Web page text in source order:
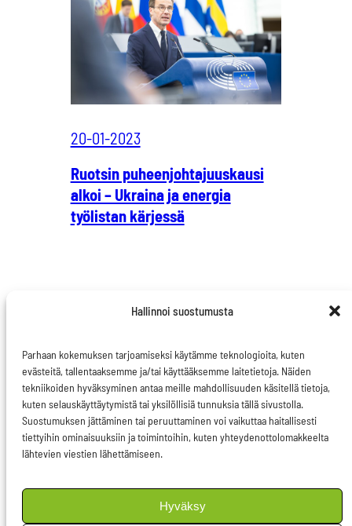
Hallinnoi suostumusta
Parhaan kokemuksen tarjoamiseksi käytämme teknologioita, kuten
evästeitä, tallentaaksemme ja/tai käyttääksemme laitetietoja. Näiden
tekniikoiden hyväksyminen antaa meille mahdollisuuden käsitellä tietoja,
kuten selauskäyttäytymistä tai yksilöllisiä tunnuksia tällä sivustolla.
Suostumuksen jättäminen tai peruuttaminen voi vaikuttaa haitallisesti
tiettyihin ominaisuuksiin ja toimintoihin, kuten yhteydenottolomakkeelta
lähtevien viestien lähettämiseen.
Hyväksy
20-01-2023
Ruotsin puheenjohtajuuskausi
alkoi – Ukraina ja energia
työlistan kärjessä
Ota yhteyttä
Evästeseloste
Tietosuojaseloste